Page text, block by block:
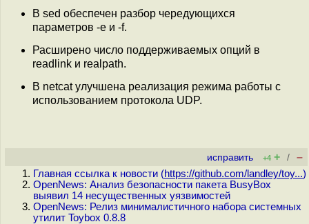
В sed обеспечен разбор чередующихся
параметров -e и -f.
Расширено число поддерживаемых опций в
readlink и realpath.
В netcat улучшена реализация режима работы с
использованием протокола UDP.
исправить +4 + / –
Главная ссылка к новости (https://github.com/landley/toy...)
OpenNews: Анализ безопасности пакета BusyBox
выявил 14 несущественных уязвимостей
OpenNews: Релиз минималистичного набора системных
утилит Toybox 0.8.8